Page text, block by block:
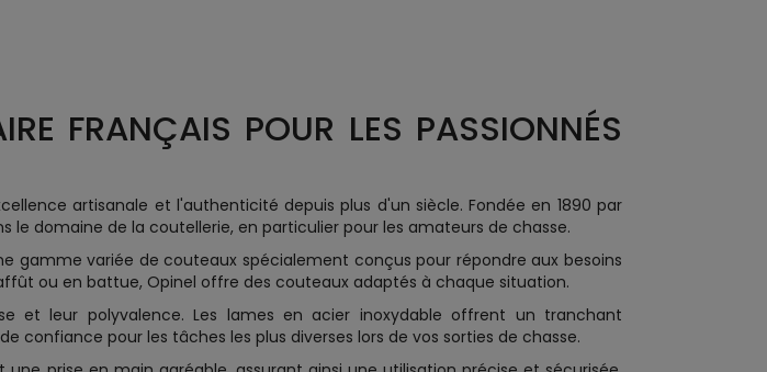
FRANÇAIS POUR LES PASSIONNÉS
artisanale et l'authenticité depuis plus d'un siècle. Fondée en 1890 par
domaine de la coutellerie, en particulier pour les amateurs de chasse.
gamme variée de couteaux spécialement conçus pour répondre aux besoins
ou en battue, Opinel offre des couteaux adaptés à chaque situation.
et leur polyvalence. Les lames en acier inoxydable offrent un tranchant
pour les tâches les plus diverses lors de vos sorties de chasse.